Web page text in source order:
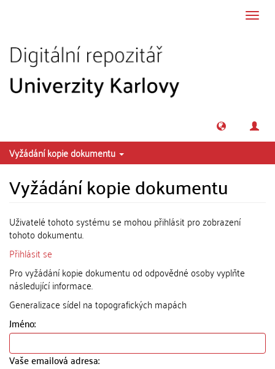
Vyžádání kopie dokumentu
Vyžádání kopie dokumentu
Uživatelé tohoto systému se mohou přihlásit pro zobrazení
tohoto dokumentu.
Přihlásit se
Pro vyžádání kopie dokumentu od odpovědné osoby vyplňte
následující informace.
Generalizace sídel na topografických mapách
Jméno:
Vaše emailová adresa: